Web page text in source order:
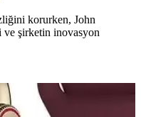
korurken, John
şirketin inovasyon